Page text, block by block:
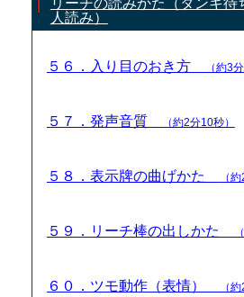
人読み）
５６．入り目のおき方 （約3
５７．発声音質 （約2分10秒）
５８．表示牌の曲げかた （
５９．リーチ棒の出しかた
６０．ツモ動作（表情） （